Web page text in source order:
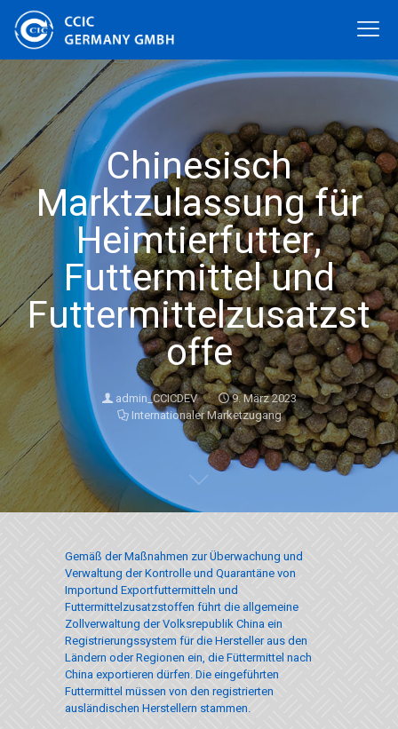
Chinesisch
Marktzulassung für
Heimtierfutter,
Futtermittel und
Futtermittelzusatzst
offe
admin_CCICDEV
9. März 2023
Internationaler Marketzugang
Gemäß der Maßnahmen zur Überwachung und
Verwaltung der Kontrolle und Quarantäne von
Importund Exportfuttermitteln und
Futtermittelzusatzstoffen führt die allgemeine
Zollverwaltung der Volksrepublik China ein
Registrierungssystem für die Hersteller aus den
Ländern oder Regionen ein, die Füttermittel nach
China exportieren dürfen. Die eingeführten
Futtermittel müssen von den registrierten
ausländischen Herstellern stammen.